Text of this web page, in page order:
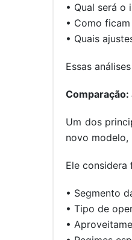
• Qual será o
• Como
• Quais
Essas
Um dos
novo
Ele
• Segmento
• Tipo de
•